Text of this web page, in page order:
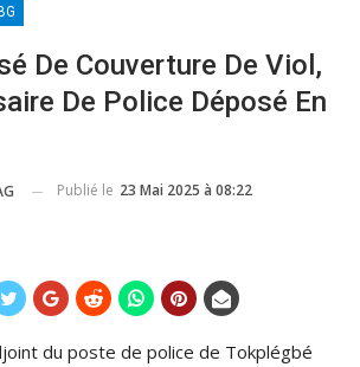
De Couverture De Viol,
De Police Déposé En
Publié le 23 Mai 2025 à 08:22
du poste de police de Tokplégbé